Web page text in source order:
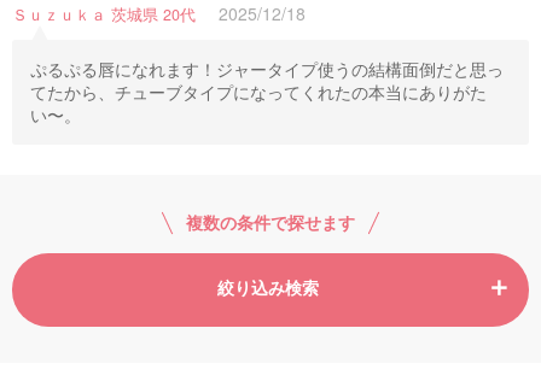
Ｓｕｚｕｋａ 茨城県 20代 2025/12/18
ぷるぷる唇になれます！ジャータイプ使うの結構面倒だと思っ
てたから、チューブタイプになってくれたの本当にありがた
い〜。
複数の条件で探せます
絞り込み検索